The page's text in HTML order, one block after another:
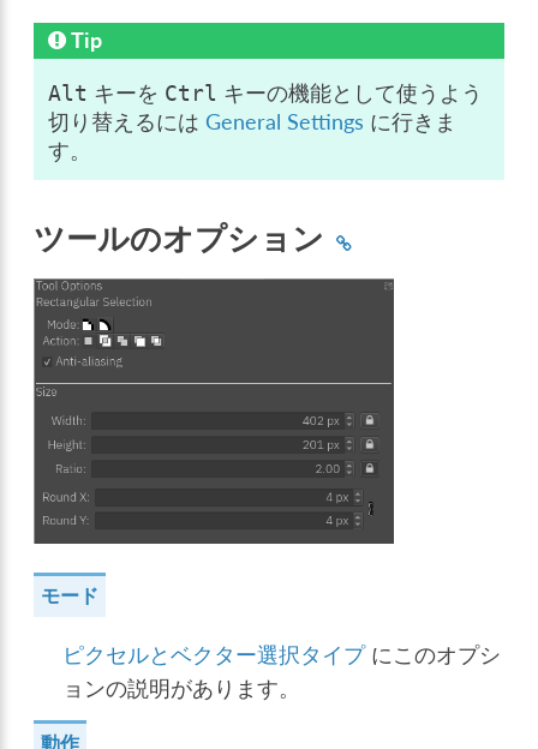
Tip
Alt キーを Ctrl キーの機能として使うよう
切り替えるにはGeneral Settings に行きま
す。
ツールのオプション
モード
ピクセルとベクター選択タイプにこのオプシ
ョンの説明があります。
動作